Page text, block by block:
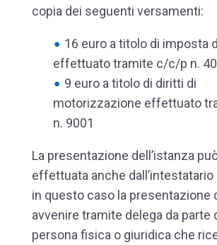
copia dei seguenti versamenti:
16 euro a titolo di imposta
effettuato tramite c/c/p n.
9 euro a titolo di diritti di
motorizzazione effettuato
n. 9001
La presentazione dell’istanza
effettuata anche dall’intestatario
in questo caso la presentazione
avvenire tramite delega da parte
persona fisica o giuridica che